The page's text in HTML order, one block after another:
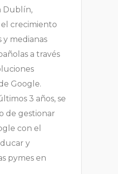
Dublín,
crecimiento
y medianas
a través
Google.
3 años, se
de gestionar
con el
y
pymes en